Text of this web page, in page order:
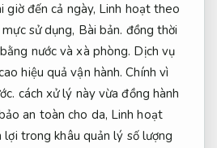
giờ đến cả ngày, Linh hoạt theo
sử dụng, Bài bản. đồng thời
nước và xà phòng. Dịch vụ
hiệu quả vận hành. Chính vì
cách xử lý này vừa đồng hành
an toàn cho da, Linh hoạt
lợi trong khâu quản lý số lượng